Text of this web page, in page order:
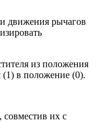
движения рычагов
из положения
(1) в положение (0).
совместив их с